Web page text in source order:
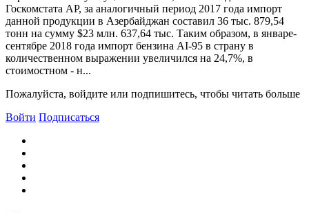
Госкомстата АР, за аналогичный период 2017 года импорт
данной продукции в Азербайджан составил 36 тыс. 879,54
тонн на сумму $23 млн. 637,64 тыс. Таким образом, в январе-
сентябре 2018 года импорт бензина AI-95 в страну в
количественном выражении увеличился на 24,7%, в
стоимостном - н...
Пожалуйста, войдите или подпишитесь, чтобы читать больше
Войти Подписаться